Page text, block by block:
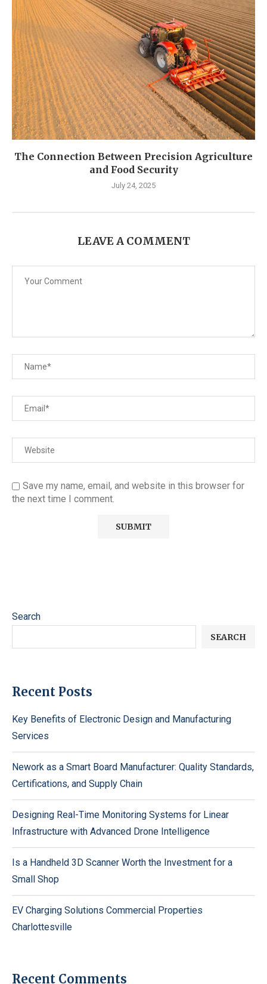
The Connection Between Precision Agriculture
and Food Security
July 24, 2025
LEAVE A COMMENT
Save my name, email, and website in this browser for
the next time I comment.
Search
SEARCH
Recent Posts
Key Benefits of Electronic Design and Manufacturing
Services
Nework as a Smart Board Manufacturer: Quality Standards,
Certifications, and Supply Chain
Designing Real-Time Monitoring Systems for Linear
Infrastructure with Advanced Drone Intelligence
Is a Handheld 3D Scanner Worth the Investment for a
Small Shop
EV Charging Solutions Commercial Properties
Charlottesville
Recent Comments